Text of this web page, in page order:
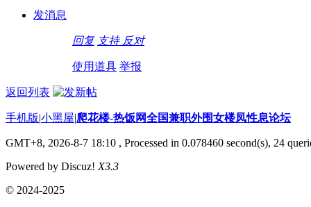
发消息
回复 支持 反对
使用道具 举报
返回列表
手机版|小黑屋|爬花楼-热饭网全国兼职外围女楼凤性息论坛
GMT+8, 2026-8-7 18:10 , Processed in 0.078460 second(s), 24
Powered by Discuz! X3.3
© 2024-2025